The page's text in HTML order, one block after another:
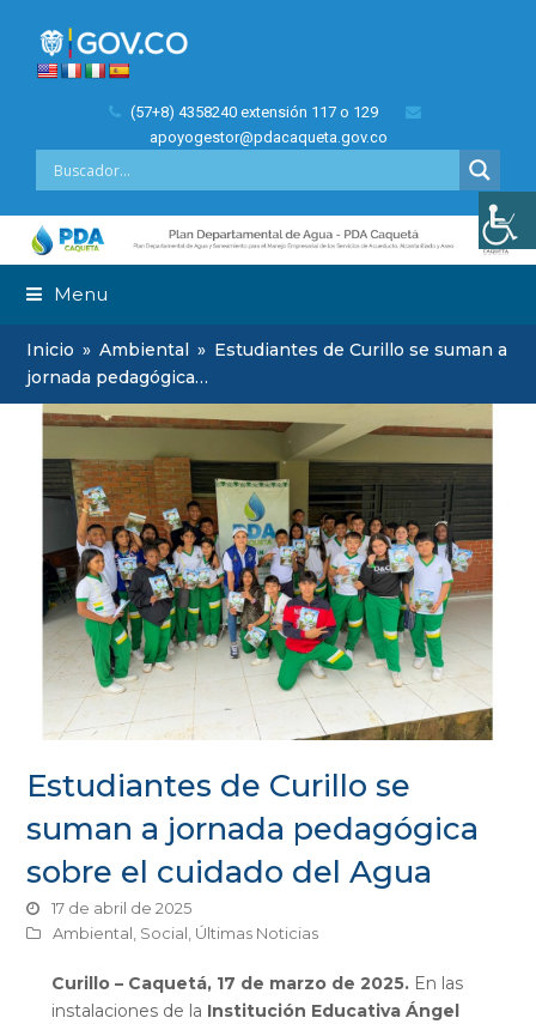
(57+8) 4358240 extensión 117 o 129
apoyogestor@pdacaqueta.gov.co
Menu
Inicio » Ambiental » Estudiantes de Curillo se suman a
jornada pedagógica…
Estudiantes de Curillo se
suman a jornada pedagógica
sobre el cuidado del Agua
17 de abril de 2025
Ambiental, Social, Últimas Noticias
Curillo – Caquetá, 17 de marzo de 2025.En las
instalaciones de la Institución Educativa Ángel